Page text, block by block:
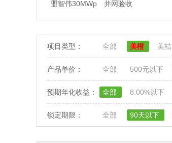
盟智伟30MWp 并网验收
项目类型： 全部 美橙 美桔
产品单价： 全部 500元以下
预期年化收益： 全部 8.00%以下
锁定期限： 全部 90天以下